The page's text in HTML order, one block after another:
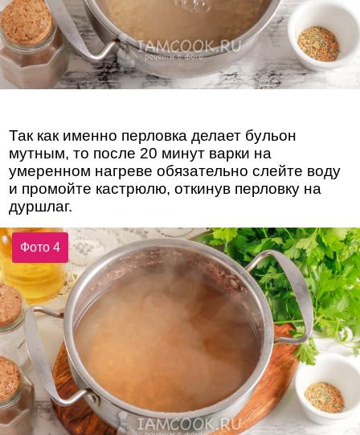
Так как именно перловка делает бульон
мутным, то после 20 минут варки на
умеренном нагреве обязательно слейте воду
и промойте кастрюлю, откинув перловку на
дуршлаг.
Фото 4